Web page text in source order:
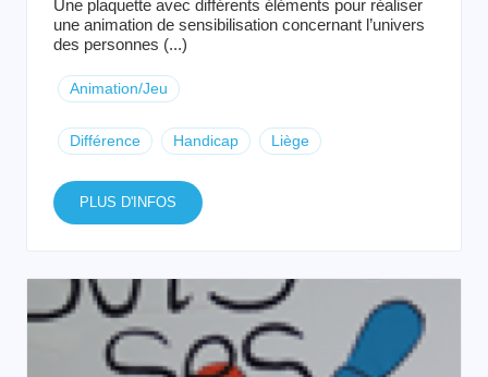
Une plaquette avec différents éléments pour réaliser
une animation de sensibilisation concernant l’univers
des personnes (...)
Animation/Jeu
Différence Handicap Liège
PLUS D'INFOS